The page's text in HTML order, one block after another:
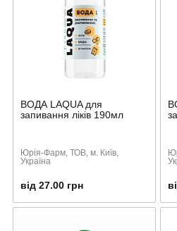
ВОДА LAQUA для
запивання ліків 190мл
Юрія-Фарм, ТОВ, м. Київ,
Україна
від 27.00 грн